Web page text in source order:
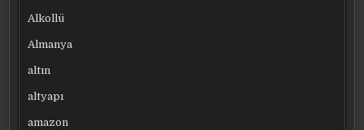
Alkollü
Almanya
altın
altyapı
amazon